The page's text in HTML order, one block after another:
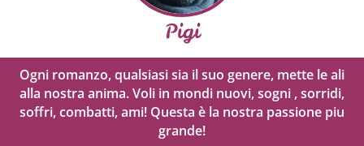
Pigi
Ogni romanzo, qualsiasi sia il suo genere, mette le ali
alla nostra anima. Voli in mondi nuovi, sogni , sorridi,
soffri, combatti, ami! Questa è la nostra passione piu
grande!